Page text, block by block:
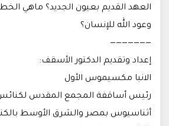
العهد القديم بعيون الجديد؟ ماهي
وعود الله للإنسان؟
———————
إعداد وتقديم الدكتور الأسقف:
الانبا مكسيموس الأول
رئيس أساقفة المجمع المقدس
أثناسيوس بمصر والشرق الأوسط